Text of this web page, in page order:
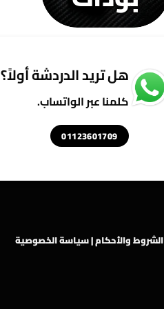
هل تريد الدردشة أولاً؟
كلمنا عبر الواتساب.
01123601709
الشروط والأحكام|سياسة الخصوصية